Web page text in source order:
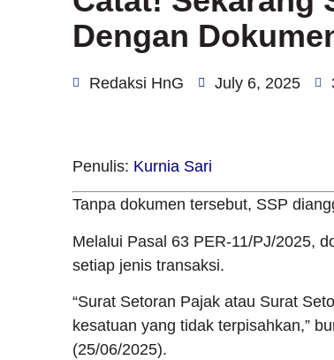
Dengan
Redaksi HnG July 6, 2025
Penulis: Kurnia Sari
Tanpa dokumen tersebut, SSP
Melalui Pasal 63 PER-11/PJ/2025,
setiap jenis transaksi.
“Surat Setoran Pajak atau Surat
kesatuan yang tidak terpisahkan,”
(25/06/2025).